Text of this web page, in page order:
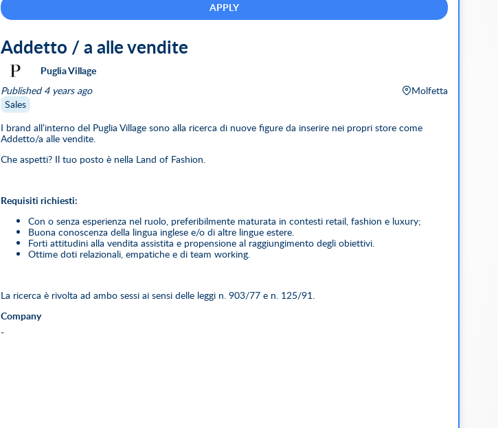
APPLY
Addetto / a alle vendite
Puglia Village
Published 4 years ago
Molfetta
Sales
I brand all’interno del Puglia Village sono alla ricerca di nuove figure da inserire nei propri store come
Addetto/a alle vendite.
Che aspetti? Il tuo posto è nella Land of Fashion.
Requisiti richiesti:
Con o senza esperienza nel ruolo, preferibilmente maturata in contesti retail, fashion e luxury;
Buona conoscenza della lingua inglese e/o di altre lingue estere.
Forti attitudini alla vendita assistita e propensione al raggiungimento degli obiettivi.
Ottime doti relazionali, empatiche e di team working.
La ricerca è rivolta ad ambo sessi ai sensi delle leggi n. 903/77 e n. 125/91.
Company
-